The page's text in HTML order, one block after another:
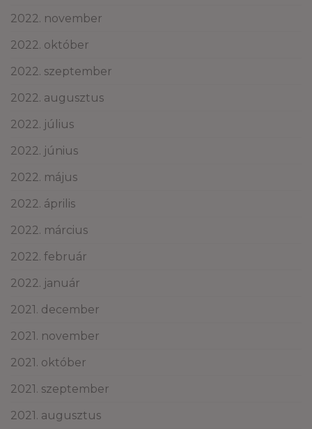
2022. november
2022. október
2022. szeptember
2022. augusztus
2022. július
2022. június
2022. május
2022. április
2022. március
2022. február
2022. január
2021. december
2021. november
2021. október
2021. szeptember
2021. augusztus